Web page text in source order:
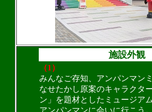
施設外観
（1）
みんなご存知、アンパンマン
なせたかし原案のキャラクタ
ン」を題材としたミュージア